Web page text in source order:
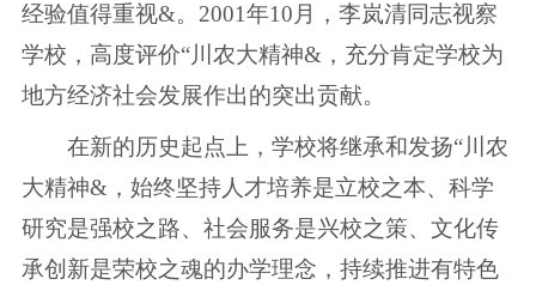
经验值得重视&。2001年10月，李岚清同志视察
学校，高度评价“川农大精神&，充分肯定学校为
地方经济社会发展作出的突出贡献。
在新的历史起点上，学校将继承和发扬“川农
大精神&，始终坚持人才培养是立校之本、科学
研究是强校之路、社会服务是兴校之策、文化传
承创新是荣校之魂的办学理念，持续推进有特色